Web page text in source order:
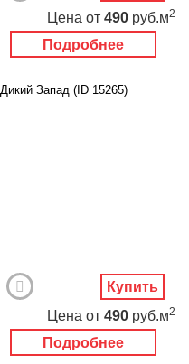
Подробнее
Цена от 490 руб.м2
Дикий Запад (ID 15265)
Подробнее
Цена от 490 руб.м2
Купить